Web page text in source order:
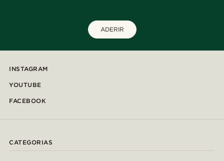
ADERIR
INSTAGRAM
YOUTUBE
FACEBOOK
CATEGORIAS